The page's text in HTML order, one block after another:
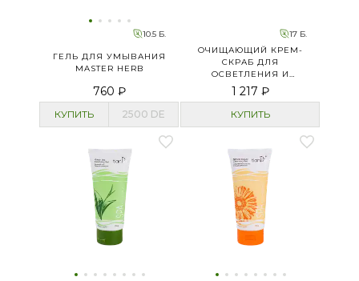
10.5 Б.
ГЕЛЬ ДЛЯ УМЫВАНИЯ
MASTER HERB
760 ₽
КУПИТЬ 2500 DE
17 Б.
ОЧИЩАЮЩИЙ КРЕМ-
СКРАБ ДЛЯ
ОСВЕТЛЕНИЯ И
ИДЕАЛЬНОГО ТОНА
КОЖИ ЛИЦА
1 217 ₽
КУПИТЬ